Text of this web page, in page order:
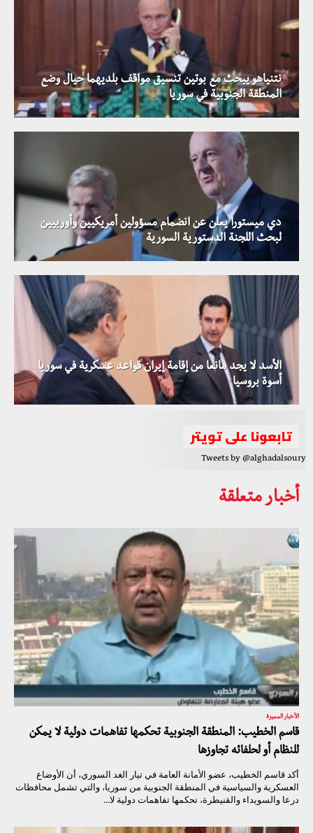
نتنياهو يبحث مع بوتين تنسيق مواقف بلديهما حيال وضع
المنطقة الجنوبية في سوريا
دي ميستورا يعلن عن انضمام مسؤولين أمريكيين وأوربيين
لبحث اللجنة الدستورية السورية
الأسد لا يجد مانعا من إقامة إيران قواعد عسكرية في سوريا
أسوة بروسيا
تابعونا على تويتر
Tweets by @alghadalsoury
أخبار متعلقة
الأخبار المميزة
قاسم الخطيب: المنطقة الجنوبية تحكمها تفاهمات دولية لا يمكن
للنظام أو لحلفائه تجاوزها
أكد قاسم الخطيب، عضو الأمانة العامة في تيار الغد السوري، أن الأوضاع
العسكرية والسياسية في المنطقة الجنوبية من سوريا، والتي تشمل محافظات
درعا والسويداء والقنيطرة، تحكمها تفاهمات دولية لا...